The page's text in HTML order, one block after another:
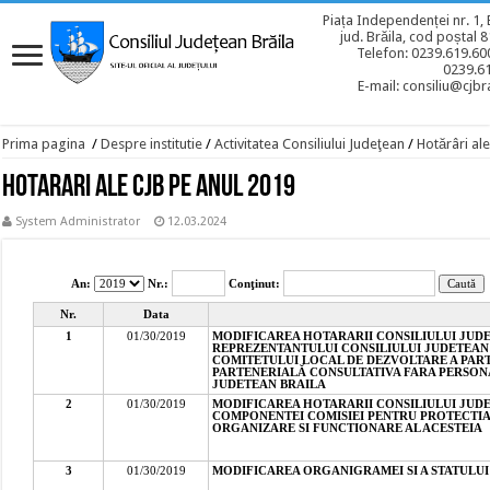
Piața Independenței nr. 1,
jud. Brăila, cod poștal
Telefon:
E-mail:
Prima pagina / Despre institutie / Activitatea Consiliului Judeţean / Hotărâri
Hotarari ale CJB pe anul 2019
System Administrator 12.03.2024